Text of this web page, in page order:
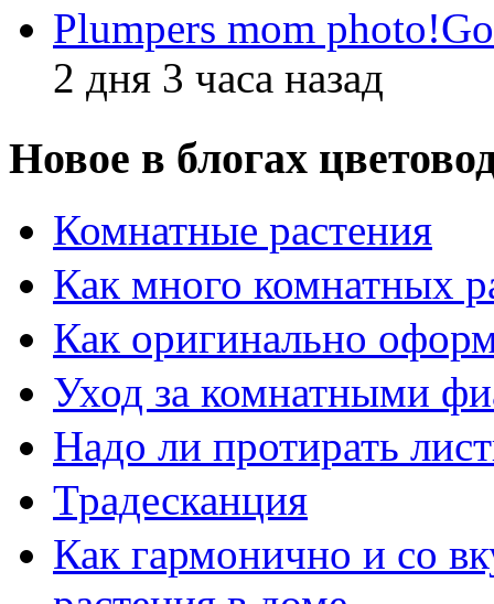
Plumpers mom
2 дня 3 часа назад
Новое в блогах
Комнатные растения
Как много комнатных
Как оригинально
Уход за комнатными
Надо ли протирать
Традесканция
Как гармонично и со